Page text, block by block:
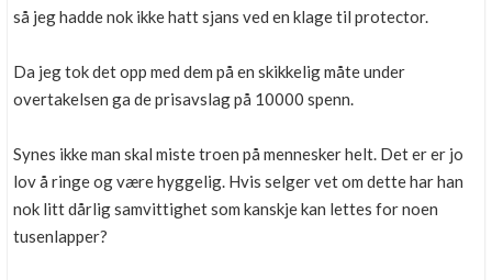
så jeg hadde nok ikke hatt sjans ved en klage til protector.
Da jeg tok det opp med dem på en skikkelig måte under
overtakelsen ga de prisavslag på 10000 spenn.
Synes ikke man skal miste troen på mennesker helt. Det er er jo
lov å ringe og være hyggelig. Hvis selger vet om dette har han
nok litt dårlig samvittighet som kanskje kan lettes for noen
tusenlapper?